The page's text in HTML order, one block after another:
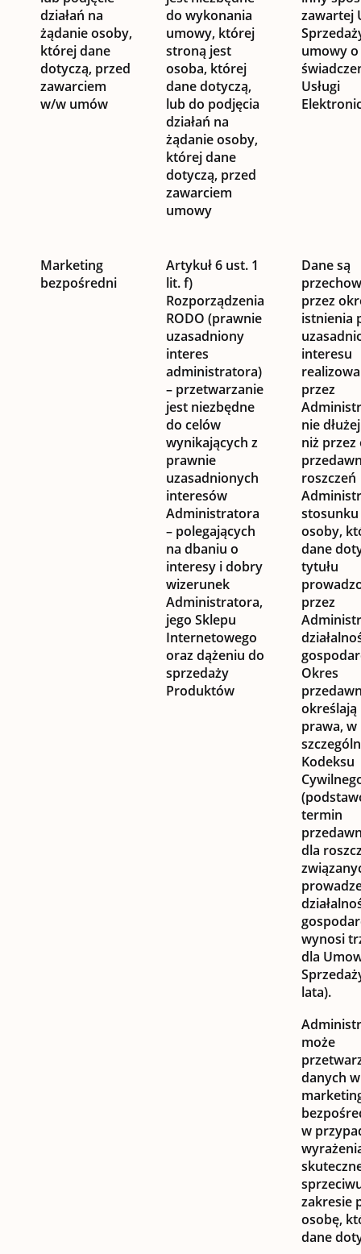
działań na
żądanie osoby,
której dane
dotyczą, przed
zawarciem
w/w umów
do wykonania
umowy, której
stroną jest
osoba, której
dane dotyczą,
lub do podjęcia
działań na
żądanie osoby,
której dane
dotyczą, przed
zawarciem
umowy
zawartej
umowy o
Usługi
Marketing
bezpośredni
Artykuł 6 ust. 1
lit. f)
Rozporządzenia
RODO (prawnie
uzasadniony
interes
administratora)
– przetwarzanie
jest niezbędne
do celów
wynikających z
prawnie
uzasadnionych
interesów
Administratora
– polegających
na dbaniu o
interesy i dobry
wizerunek
Administratora,
jego Sklepu
Internetowego
oraz dążeniu do
sprzedaży
Produktów
Dane są
przez
istnienia
interesu
przez
nie
niż przez
roszczeń
osoby,
dane
tytułu
przez
Okres
prawa, w
Kodeksu
termin
dla
wynosi
dla
lata).
może
danych
w
zakresie
osobę,
dane